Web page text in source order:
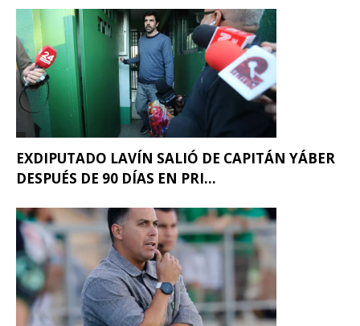
EXDIPUTADO LAVÍN SALIÓ DE CAPITÁN YÁBER
DESPUÉS DE 90 DÍAS EN PRI...